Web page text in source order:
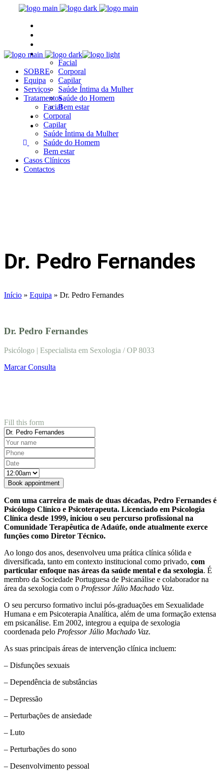
Tratamentos
Facial
Corporal
Capilar
Saúde Íntima da Mulher
Saúde do Homem
Bem estar
Casos Clínicos
Contactos
SOBRE
Equipa
Serviços
Tratamentos
Facial
Corporal
Capilar
Saúde Íntima da Mulher
Saúde do Homem
Bem estar
Casos Clínicos
Contactos
Dr. Pedro Fernandes
Início » Equipa » Dr. Pedro Fernandes
Dr. Pedro Fernandes
Psicólogo | Especialista em Sexologia / OP 8033
Marcar Consulta
Fill this form
Com uma carreira de mais de duas décadas, Pedro Fernandes é
Psicólogo Clínico e Psicoterapeuta. Licenciado em Psicologia
Clínica desde 1999, iniciou o seu percurso profissional na
Comunidade Terapêutica de Adaúfe, onde atualmente exerce
funções como Diretor Técnico.
Ao longo dos anos, desenvolveu uma prática clínica sólida e
diversificada, tanto em contexto institucional como privado, com
particular enfoque nas áreas da saúde mental e da sexologia. É
membro da Sociedade Portuguesa de Psicanálise e colaborador na
área da sexologia com o Professor Júlio Machado Vaz.
O seu percurso formativo inclui pós-graduações em Sexualidade
Humana e em Psicoterapia Analítica, além de uma formação extensa
em psicanálise. Em 2002, integrou a equipa de sexologia
coordenada pelo Professor Júlio Machado Vaz.
As suas principais áreas de intervenção clínica incluem:
– Disfunções sexuais
– Dependência de substâncias
– Depressão
– Perturbações de ansiedade
– Luto
– Perturbações do sono
– Desenvolvimento pessoal